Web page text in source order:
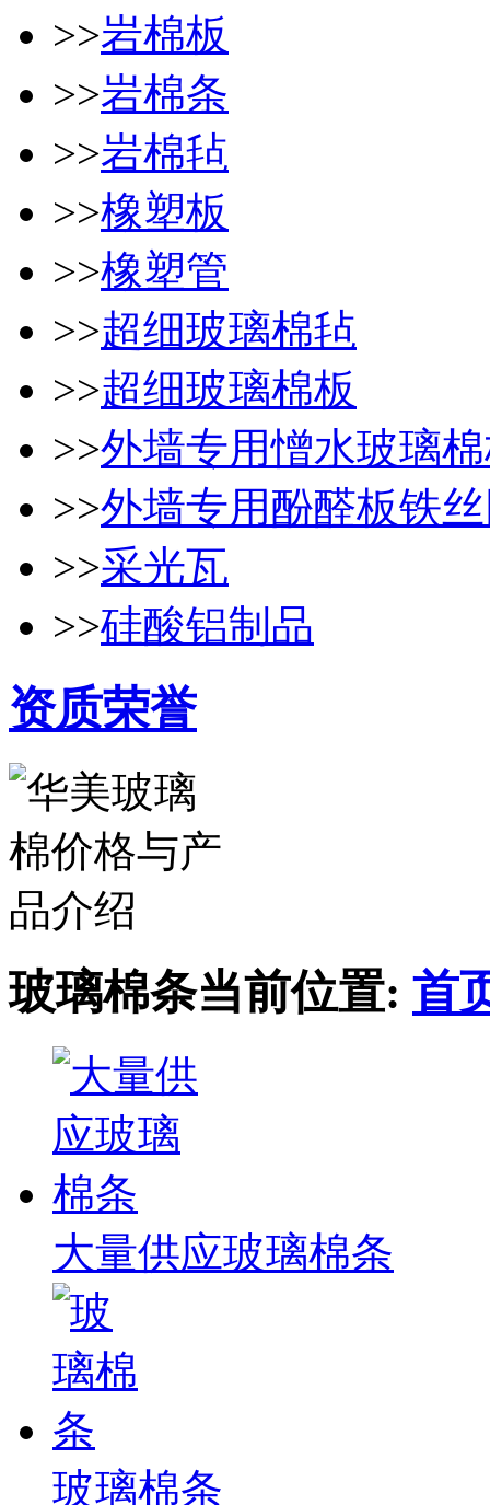
>>岩棉板
>>岩棉条
>>岩棉毡
>>橡塑板
>>橡塑管
>>超细玻璃棉毡
>>超细玻璃棉板
>>外墙专用憎水玻璃
>>外墙专用酚醛板铁
>>采光瓦
>>硅酸铝制品
资质荣誉
玻璃棉条当前位置: 首
大量供应玻璃棉条
玻璃棉条